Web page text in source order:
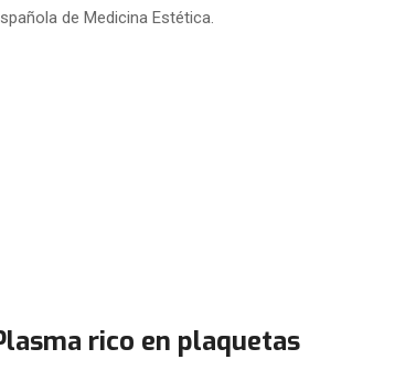
de Medicina Estética.
rico en plaquetas